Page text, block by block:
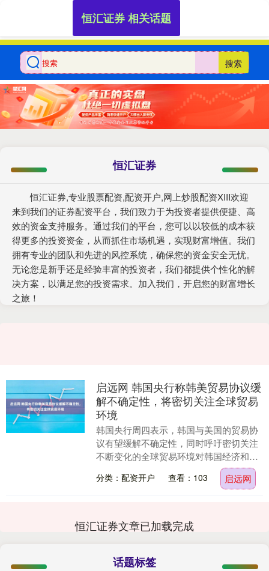
搜索
恒汇证券
恒汇证券,专业股票配资,配资开户,网上炒股配资XIII‌欢迎
来到我们的证券配资平台，我们致力于为投资者提供便捷、高
效的资金支持服务。通过我们的平台，您可以以较低的成本获
得更多的投资资金，从而抓住市场机遇，实现财富增值。我们
拥有专业的团队和先进的风控系统，确保您的资金安全无忧。
无论您是新手还是经验丰富的投资者，我们都提供个性化的解
决方案，以满足您的投资需求。加入我们，开启您的财富增长
之旅！
恒汇证券 相关话题
启远网 韩国央行称韩美贸易协议缓
解不确定性，将密切关注全球贸易
环境
韩国央行周四表示，韩国与美国的贸易协
议有望缓解不确定性，同时呼吁密切关注
不断变化的全球贸易环境对韩国经济和金
融市场的影响。 韩国央行副行长柳相岱在
美国宣布将对韩....
分类：配资开户 查看：103 启远网
恒汇证券文章已加载完成
话题标签